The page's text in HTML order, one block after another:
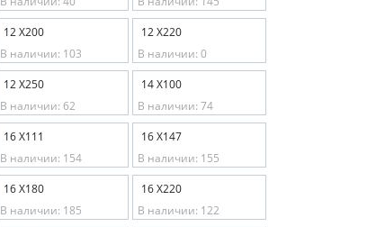
12 Х200
В наличии: 103
12 Х220
В наличии: 0
12 Х250
В наличии: 62
14 Х100
В наличии: 74
16 Х111
В наличии: 154
16 Х147
В наличии: 155
16 Х180
В наличии: 185
16 Х220
В наличии: 122